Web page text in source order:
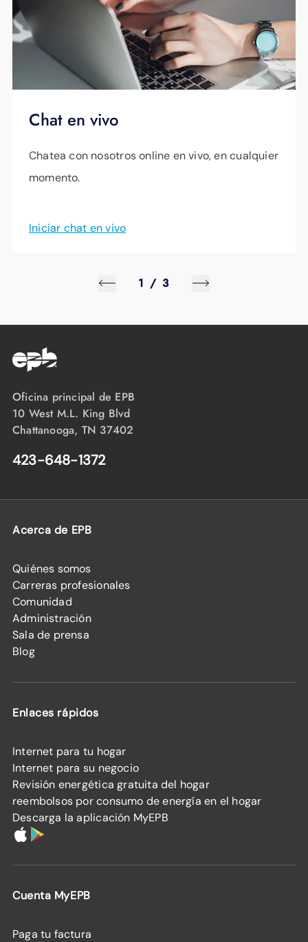
Chat en vivo
Chatea con nosotros online en vivo, en cualquier
momento.
Iniciar chat en vivo
1 / 3
Oficina principal de EPB
10 West M.L. King Blvd
Chattanooga, TN 37402
423-648-1372
Acerca de EPB
Quiénes somos
Carreras profesionales
Comunidad
Administración
Sala de prensa
Blog
Enlaces rápidos
Internet para tu hogar
Internet para su negocio
Revisión energética gratuita del hogar
reembolsos por consumo de energía en el hogar
Descarga la aplicación MyEPB
Cuenta MyEPB
Paga tu factura